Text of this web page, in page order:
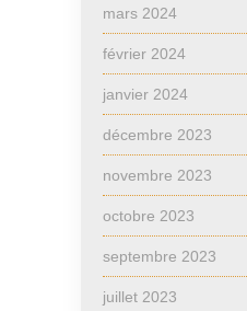
mars 2024
février 2024
janvier 2024
décembre 2023
novembre 2023
octobre 2023
septembre 2023
juillet 2023